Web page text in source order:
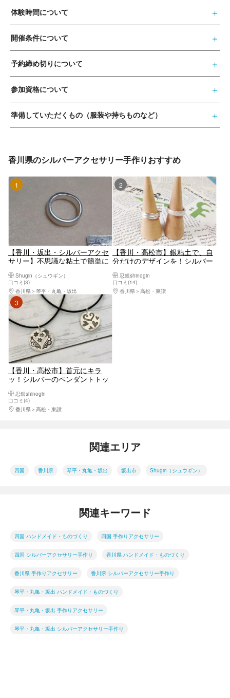
体験時間について
開催条件について
予約締め切りについて
参加資格について
準備していただくもの（服装や持ちものなど）
香川県のシルバーアクセサリー手作りおすすめ
【香川・坂出・シルバーアクセ
サリー】不思議な粘土で簡単に
Shugin（シュウギン）
口コミ(3)
香川県
琴平・丸亀・坂出
2位
【香川・高松市】銀粘土で、自
分だけのデザインを！シルバー
忍銀shinogin
口コミ(14)
香川県
高松・東讃
3位
【香川・高松市】首元にキラ
ッ！シルバーのペンダントトッ
忍銀shinogin
口コミ(4)
香川県
高松・東讃
関連エリア
四国 香川県 琴平・丸亀・坂出 坂出市 Shugin（シュウギン）
関連キーワード
四国 ハンドメイド・ものづくり 四国 手作りアクセサリー
四国 シルバーアクセサリー手作り 香川県 ハンドメイド・ものづくり
香川県 手作りアクセサリー 香川県 シルバーアクセサリー手作り
琴平・丸亀・坂出 ハンドメイド・ものづくり
琴平・丸亀・坂出 手作りアクセサリー
琴平・丸亀・坂出 シルバーアクセサリー手作り